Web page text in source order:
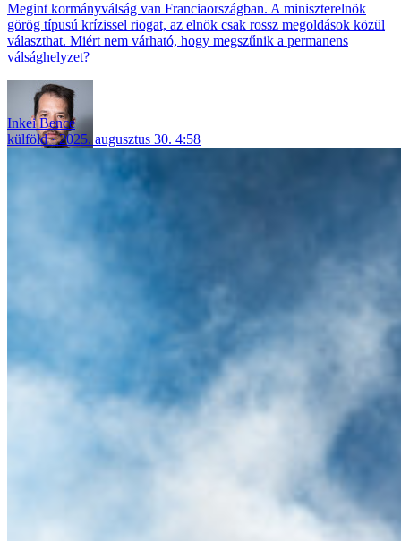
Megint kormányválság van Franciaországban. A miniszterelnök
görög típusú krízissel riogat, az elnök csak rossz megoldások közül
választhat. Miért nem várható, hogy megszűnik a permanens
válsághelyzet?
Inkei Bence
külföld
2025. augusztus 30. 4:58